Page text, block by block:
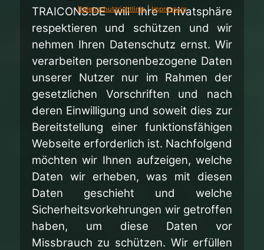
TRAICONS.DE will Ihre Privatsphäre
respektieren und schützen und wir
nehmen Ihren Datenschutz ernst. Wir
verarbeiten personenbezogene Daten
unserer Nutzer nur im Rahmen der
gesetzlichen Vorschriften und nach
deren Einwilligung und soweit dies zur
Bereitstellung einer funktionsfähigen
Webseite erforderlich ist. Nachfolgend
möchten wir Ihnen aufzeigen, welche
Daten wir erheben, was mit diesen
Daten geschieht und welche
Sicherheitsvorkehrungen wir getroffen
haben, um diese Daten vor
Missbrauch zu schützen. Wir erfüllen
Datenschutzrichtlinie|Impressum